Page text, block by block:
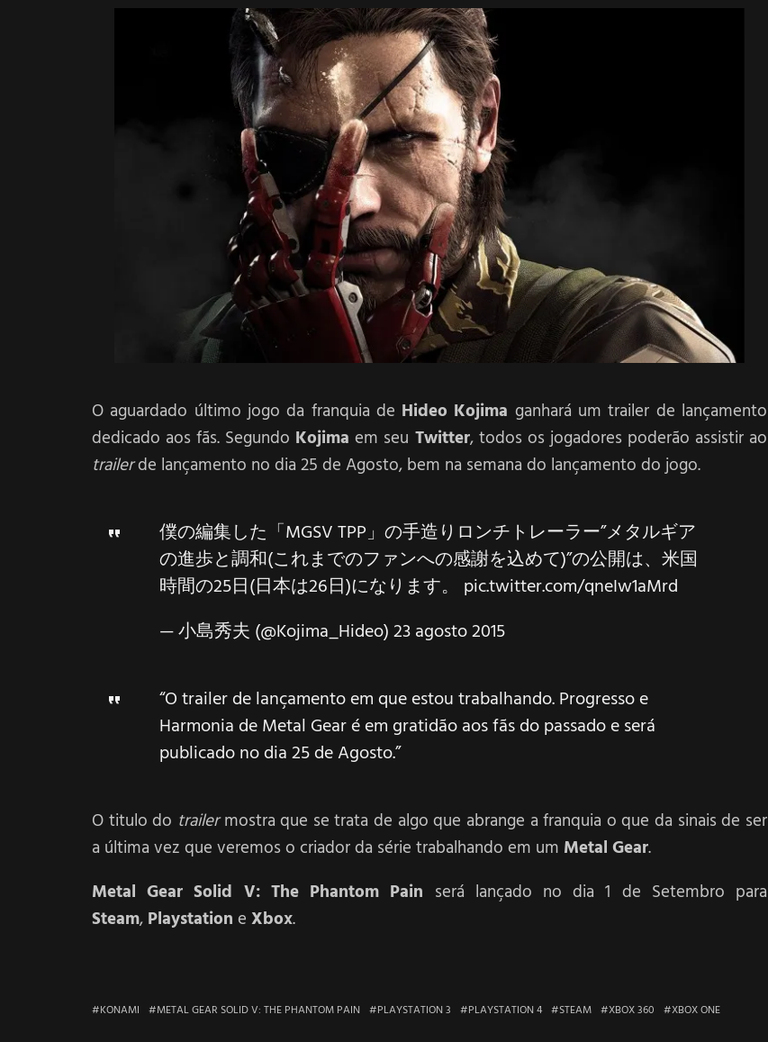
O aguardado último jogo da franquia de Hideo Kojima ganhará um trailer de lançamento
dedicado aos fãs. Segundo Kojima em seu Twitter, todos os jogadores poderão assistir ao
trailerde lançamento no dia 25 de Agosto, bem na semana do lançamento do jogo.
僕の編集した「MGSV TPP」の手造りロンチトレーラー”メタルギア
の進歩と調和(これまでのファンへの感謝を込めて)”の公開は、米国
時間の25日(日本は26日)になります。 pic.twitter.com/qneIw1aMrd
— 小島秀夫 (@Kojima_Hideo)23 agosto 2015
“O trailer de lançamento em que estou trabalhando. Progresso e
Harmonia de Metal Gear é em gratidão aos fãs do passado e será
publicado no dia 25 de Agosto.”
O titulo do trailermostra que se trata de algo que abrange a franquia o que da sinais de ser
a última vez que veremos o criador da série trabalhando em um Metal Gear.
Metal Gear Solid V: The Phantom Pain será lançado no dia 1 de Setembro para
Steam, Playstation e Xbox.
KONAMI METAL GEAR SOLID V: THE PHANTOM PAIN PLAYSTATION 3 PLAYSTATION 4 STEAM XBOX 360 XBOX ONE